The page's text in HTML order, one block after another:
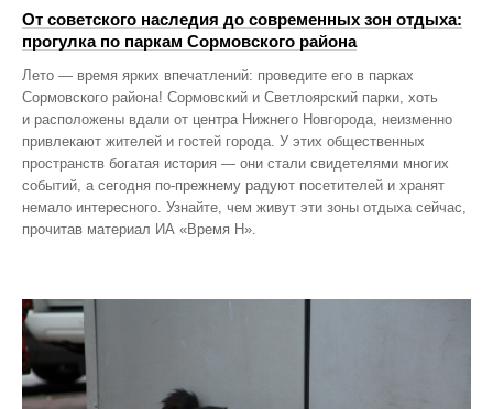
От советского наследия до современных зон отдыха:
прогулка по паркам Сормовского района
Лето — время ярких впечатлений: проведите его в парках
Сормовского района! Сормовский и Светлоярский парки, хоть
и расположены вдали от центра Нижнего Новгорода, неизменно
привлекают жителей и гостей города. У этих общественных
пространств богатая история — они стали свидетелями многих
событий, а сегодня по‑прежнему радуют посетителей и хранят
немало интересного. Узнайте, чем живут эти зоны отдыха сейчас,
прочитав материал ИА «Время Н».